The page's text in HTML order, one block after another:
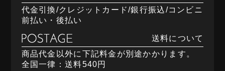
代金引換/クレジットカード/銀行振込/コンビニ
前払い・後払い
送料について
商品代金以外に下記料金が別途かかります。
全国一律：送料540円